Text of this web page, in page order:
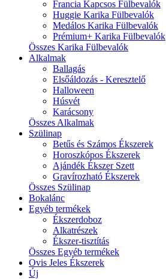
Francia Kapcsos Fülbevalók
Huggie Karika Fülbevalók
Medálos Karika Fülbevalók
Prémium+ Karika Fülbevalók
Összes Karika Fülbevalók
Alkalmak
Ballagás
Elsőáldozás - Keresztelő
Halloween
Húsvét
Karácsony
Összes Alkalmak
Szülinap
Betűs és Számos Ékszerek
Horoszkópos Ékszerek
Ajándék Ékszer Szett
Gravírozható Ékszerek
Összes Szülinap
Bokalánc
Egyéb termékek
Ékszerdoboz
Alkatrészek
Ékszer-tisztítás
Összes Egyéb termékek
Ovis Jeles Ékszerek
Új